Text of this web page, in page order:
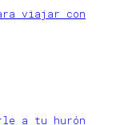
viajar con
a tu hurón